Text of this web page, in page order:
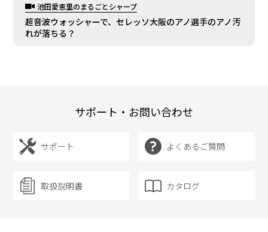
池田愛恵里のまるごとシャープ
超音波ウォッシャーで、セレッソ大阪のアノ選手のアノ汚
れが落ちる？
サポート・お問い合わせ
サポート よくあるご質問
取扱説明書 カタログ